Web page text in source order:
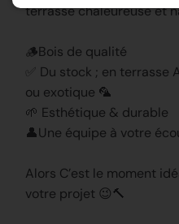
terrasse chaleureuse et
🪵Bois de qualité
✅ Du stock ; en terrasse
ou exotique 🦜
🌱 Esthétique & durable
👤Une équipe à votre
Alors C’est le moment
votre projet 😉🔨